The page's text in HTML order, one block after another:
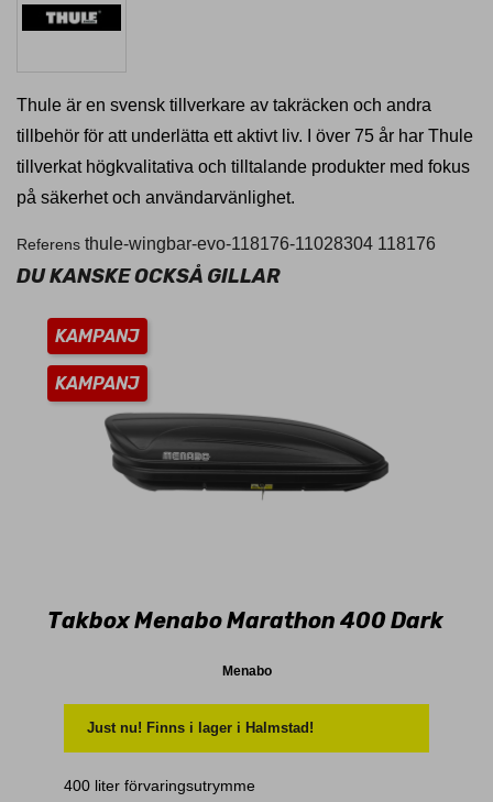
Thule är en svensk tillverkare av takräcken och andra
tillbehör för att underlätta ett aktivt liv. I över 75 år har Thule
tillverkat högkvalitativa och tilltalande produkter med fokus
på säkerhet och användarvänlighet.
Referens thule-wingbar-evo-118176-11028304 118176
DU KANSKE OCKSÅ GILLAR
Takbox Menabo Marathon 400 Dark
Menabo
Just nu! Finns i lager i Halmstad!
400 liter förvaringsutrymme
KAMPANJ
KAMPANJ